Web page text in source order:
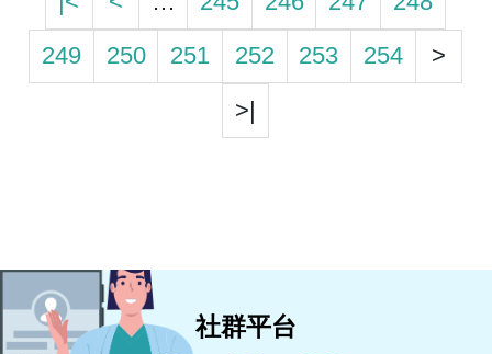
249
250 251 252 253 254
>
>|
社群平台